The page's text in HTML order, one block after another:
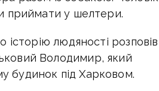
приймати у шелтери.
історію людяності розповів
Володимир, який
будинок під Харковом.